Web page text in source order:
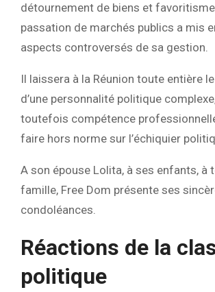
détournement de biens et
passation de marchés publics a mis
aspects controversés de sa gestion.
Il laissera à la Réunion toute entière
d’une personnalité politique
toutefois compétence
faire hors norme sur l’échiquier
A son épouse Lolita, à ses enfants, à
famille, Free Dom présente ses
condoléances.
Réactions de la
politique